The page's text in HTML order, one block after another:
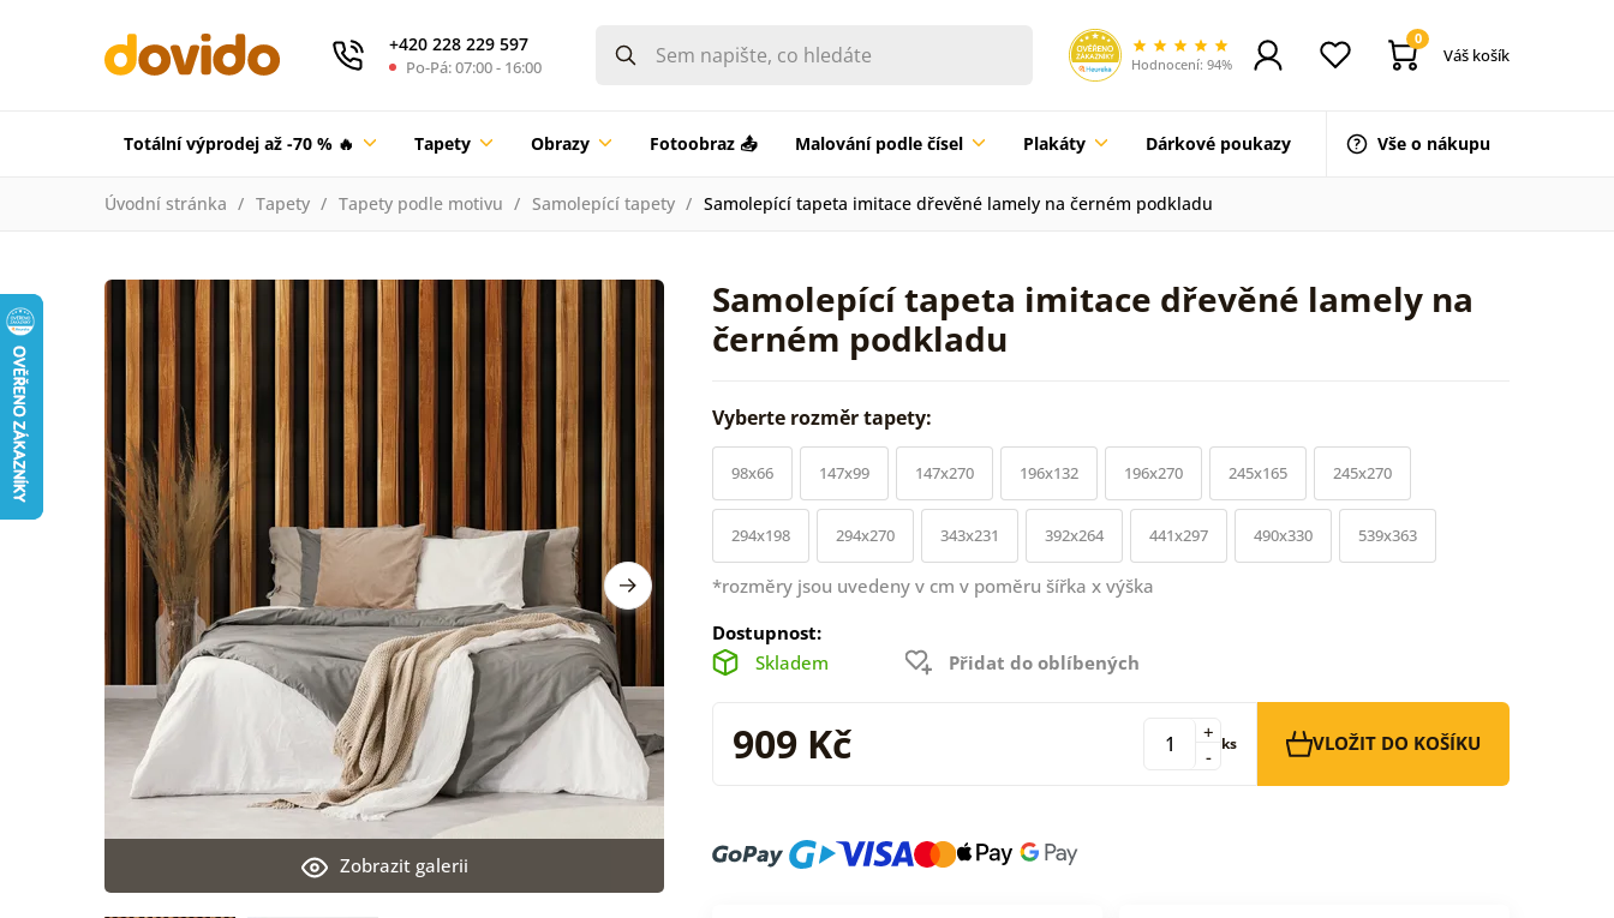
+420 228 229 597
Po-Pá: 07:00 - 16:00 Hodnocení: 94%
0
Váš košík
Totální výprodej až -70 % 🔥 Tapety Obrazy Fotoobraz 📤 Malování podle čísel Plakáty Dárkové poukazy Vše o nákupu
Úvodní stránka Tapety Tapety podle motivu Samolepící tapety Samolepící tapeta imitace dřevěné lamely na černém podkladu
Samolepící tapeta imitace dřevěné lamely na
černém podkladu
Zobrazit galerii
Vyberte rozměr tapety:
98x66 147x99 147x270 196x132 196x270 245x165 245x270
294x198 294x270 343x231 392x264 441x297 490x330 539x363
*rozměry jsou uvedeny v cm v poměru šířka x výška
Dostupnost:
Skladem
Přidat do oblíbených
909 Kč -
+ ks VLOŽIT DO KOŠÍKU